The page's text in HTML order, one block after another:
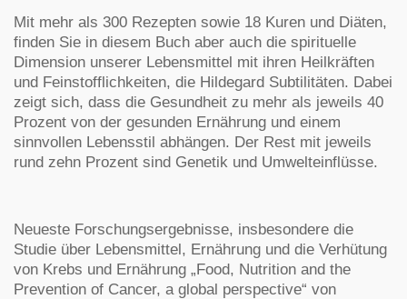
Mit mehr als 300 Rezepten sowie 18 Kuren und Diäten,
finden Sie in diesem Buch aber auch die spirituelle
Dimension unserer Lebensmittel mit ihren Heilkräften
und Feinstofflichkeiten, die Hildegard Subtilitäten. Dabei
zeigt sich, dass die Gesundheit zu mehr als jeweils 40
Prozent von der gesunden Ernährung und einem
sinnvollen Lebensstil abhängen. Der Rest mit jeweils
rund zehn Prozent sind Genetik und Umwelteinflüsse.
Neueste Forschungsergebnisse, insbesondere die
Studie über Lebensmittel, Ernährung und die Verhütung
von Krebs und Ernährung „Food, Nutrition and the
Prevention of Cancer, a global perspective“ von